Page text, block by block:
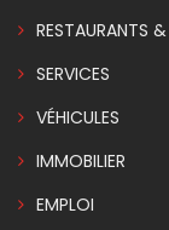
RESTAURANTS
SERVICES
VÉHICULES
IMMOBILIER
EMPLOI